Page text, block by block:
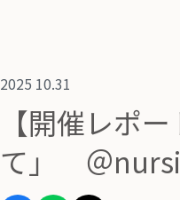
2025 10.31
【開催レポ
て」 ＠